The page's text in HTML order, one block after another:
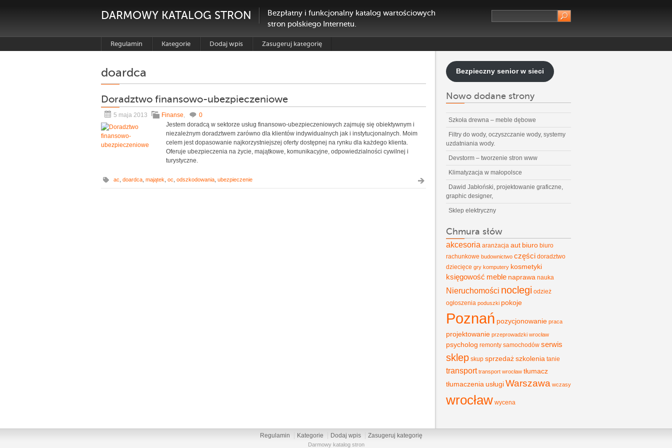
DARMOWY KATALOG STRON
Bezpłatny i funkcjonalny katalog wartościowych
stron polskiego Internetu.
Regulamin Kategorie Dodaj wpis Zasugeruj kategorię
doardca
Doradztwo finansowo-ubezpieczeniowe
5 maja 2013 Finanse,
0
Jestem doradcą w sektorze usług finansowo-ubezpieczeniowych zajmuję się obiektywnym i
niezależnym doradztwem zarówno dla klientów indywidualnych jak i instytucjonalnych. Moim
celem jest dopasowanie najkorzystniejszej oferty dostępnej na rynku dla każdego klienta.
Oferuje ubezpieczenia na życie, majątkowe, komunikacyjne, odpowiedzialności cywilnej i
turystyczne.
ac doardca majątek oc odszkodowania ubezpieczenie
Bezpieczny senior w sieci
Nowo dodane strony
Szkoła drewna – meble dębowe
Filtry do wody, oczyszczanie wody, systemy
uzdatniania wody.
Devstorm – tworzenie stron www
Klimatyzacja w małopolsce
Dawid Jabłoński, projektowanie graficzne,
graphic designer,
Sklep elektryczny
Chmura słów
akcesoria aranżacja aut biuro biuro
rachunkowe budownictwo części doradztwo
dziecięce gry komputery kosmetyki
księgowość meble naprawa nauka
Nieruchomości noclegi odzież
ogłoszenia poduszki pokoje
Poznań pozycjonowanie praca
projektowanie przeprowadzki wrocław
psycholog remonty samochodów serwis
sklep skup sprzedaższkolenia tanie
transport transport wrocław tłumacz
tłumaczenia usługiWarszawa wczasy
wrocław wycena
Regulamin Kategorie Dodaj wpis Zasugeruj kategorię
Darmowy katalog stron